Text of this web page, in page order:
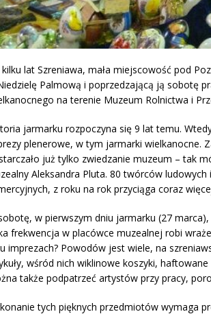
lat Szreniawa, mała miejscowość pod
Palmową i poprzedzającą ją sobotę
na terenie Muzeum Rolnictwa i
jarmarku rozpoczyna się 9 lat temu.
plenerowe, w tym jarmarki wielkanocne.
już tylko zwiedzanie muzeum – tak
Aleksandra Pluta. 80 twórców
z roku na rok przyciąga coraz
w pierwszym dniu jarmarku (27
frekwencja w placówce muzealnej robi
imprezach? Powodów jest wiele, na
wśród nich wiklinowe koszyki,
także podpatrzeć artystów przy pracy,
tych pięknych przedmiotów wymaga